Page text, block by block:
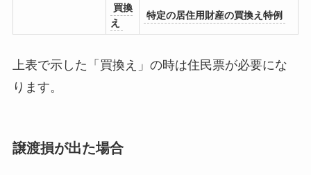
買換
え
特定の居住用財産の買換え特例
上表で示した「買換え」の時は住民票が必要にな
ります。
譲渡損が出た場合